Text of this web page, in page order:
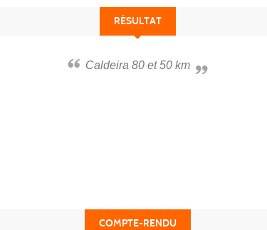
RÉSULTAT
Caldeira 80 et 50 km
COMPTE-RENDU